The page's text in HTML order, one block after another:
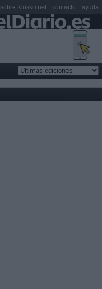
sobre Kiosko.net contacto ayuda